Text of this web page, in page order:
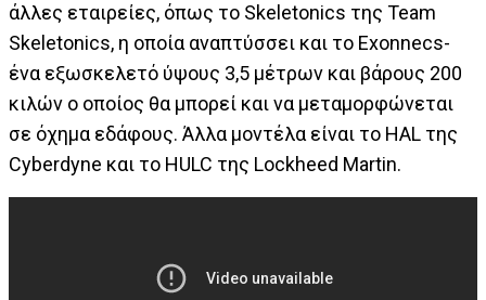
άλλες εταιρείες, όπως το Skeletonics της Team
Skeletonics, η οποία αναπτύσσει και το Exonnecs-
ένα εξωσκελετό ύψους 3,5 μέτρων και βάρους 200
κιλών ο οποίος θα μπορεί και να μεταμορφώνεται
σε όχημα εδάφους. Άλλα μοντέλα είναι το HAL της
Cyberdyne και το HULC της Lockheed Martin.